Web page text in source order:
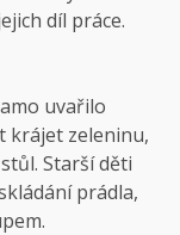
díl práce.
uvařilo
krájet zeleninu,
Starší děti
prádla,